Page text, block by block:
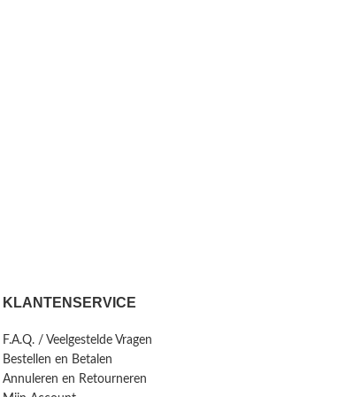
KLANTENSERVICE
F.A.Q. / Veelgestelde Vragen
Bestellen en Betalen
Annuleren en Retourneren